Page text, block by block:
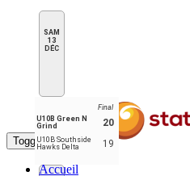
SAM
13
DÉC
Final
U10B Green N
Grind
20
U10B Southside
Hawks Delta
19
Toggle navigation
Accueil